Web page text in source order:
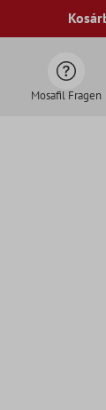
Mosafil Fragen